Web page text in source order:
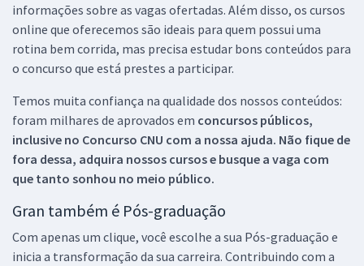
informações sobre as vagas ofertadas. Além disso, os cursos
online que oferecemos são ideais para quem possui uma
rotina bem corrida, mas precisa estudar bons conteúdos para
o concurso que está prestes a participar.
Temos muita confiança na qualidade dos nossos conteúdos:
foram milhares de aprovados em concursos públicos,
inclusive no Concurso CNU com a nossa ajuda. Não fique de
fora dessa, adquira nossos cursos e busque a vaga com
que tanto sonhou no meio público.
Gran também é Pós-graduação
Com apenas um clique, você escolhe a sua Pós-graduação e
inicia a transformação da sua carreira. Contribuindo com a